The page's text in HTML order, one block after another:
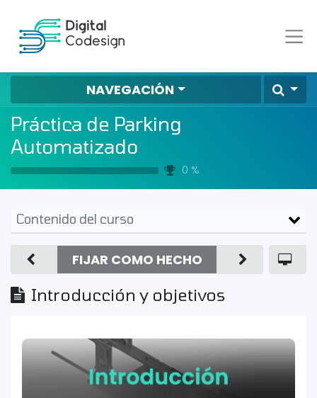
NAVEGACIÓN
Práctica de Parking
Automatizado
0 %
Contenido del curso
Introducción y objetivos
FIJAR COMO HECHO